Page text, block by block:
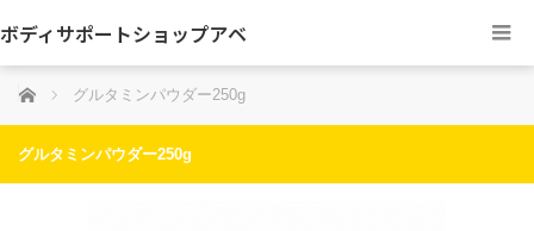
ボディサポートショップアベ
ホーム グルタミンパウダー250g
グルタミンパウダー250g